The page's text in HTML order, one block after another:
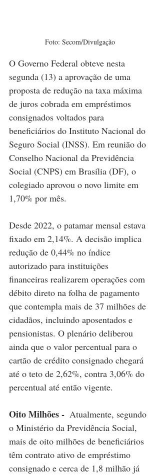
Foto: Secom/Divulgação
O Governo Federal obteve nesta
segunda (13) a aprovação de uma
proposta de redução na taxa máxima
de juros cobrada em empréstimos
consignados voltados para
beneficiários do Instituto Nacional do
Seguro Social (INSS). Em reunião do
Conselho Nacional da Previdência
Social (CNPS) em Brasília (DF), o
colegiado aprovou o novo limite em
1,70% por mês.
Desde 2022, o patamar mensal estava
fixado em 2,14%. A decisão implica
redução de 0,44% no índice
autorizado para instituições
financeiras realizarem operações com
débito direto na folha de pagamento
que contempla mais de 37 milhões de
cidadãos, incluindo aposentados e
pensionistas. O plenário deliberou
ainda que o valor percentual para o
cartão de crédito consignado chegará
até o teto de 2,62%, contra 3,06% do
percentual até então vigente.
Oito Milhões - Atualmente, segundo
o Ministério da Previdência Social,
mais de oito milhões de beneficiários
têm contrato ativo de empréstimo
consignado e cerca de 1,8 milhão já